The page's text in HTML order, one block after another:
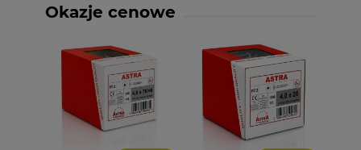
Okazje cenowe